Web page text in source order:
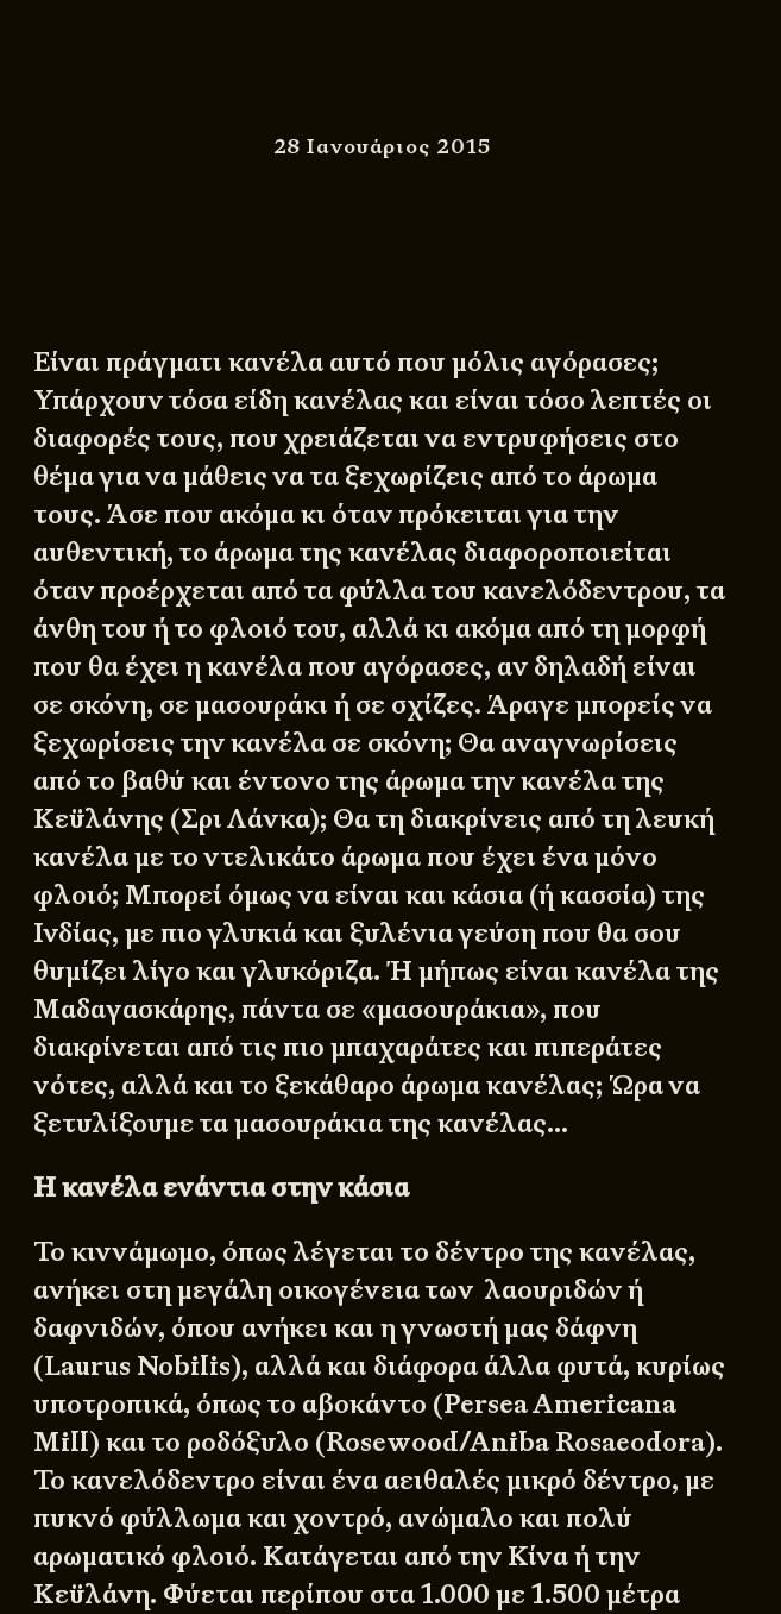
28 Ιανουάριος 2015
Είναι πράγματι κανέλα αυτό που μόλις αγόρασες;
Υπάρχουν τόσα είδη κανέλας και είναι τόσο λεπτές οι
διαφορές τους, που χρειάζεται να εντρυφήσεις στο
θέμα για να μάθεις να τα ξεχωρίζεις από το άρωμα
τους. Άσε που ακόμα κι όταν πρόκειται για την
αυθεντική, το άρωμα της κανέλας διαφοροποιείται
όταν προέρχεται από τα φύλλα του κανελόδεντρου, τα
άνθη του ή το φλοιό του, αλλά κι ακόμα από τη μορφή
που θα έχει η κανέλα που αγόρασες, αν δηλαδή είναι
σε σκόνη, σε μασουράκι ή σε σχίζες. Άραγε μπορείς να
ξεχωρίσεις την κανέλα σε σκόνη; Θα αναγνωρίσεις
από το βαθύ και έντονο της άρωμα την κανέλα της
Κεϋλάνης (Σρι Λάνκα); Θα τη διακρίνεις από τη λευκή
κανέλα με το ντελικάτο άρωμα που έχει ένα μόνο
φλοιό; Μπορεί όμως να είναι και κάσια (ή κασσία) της
Ινδίας, με πιο γλυκιά και ξυλένια γεύση που θα σου
θυμίζει λίγο και γλυκόριζα. Ή μήπως είναι κανέλα της
Μαδαγασκάρης, πάντα σε «μασουράκια», που
διακρίνεται από τις πιο μπαχαράτες και πιπεράτες
νότες, αλλά και το ξεκάθαρο άρωμα κανέλας; Ώρα να
ξετυλίξουμε τα μασουράκια της κανέλας…
Η κανέλα ενάντια στην κάσια
Το κιννάμωμο, όπως λέγεται το δέντρο της κανέλας,
ανήκει στη μεγάλη οικογένεια των λαουριδών ή
δαφνιδών, όπου ανήκει και η γνωστή μας δάφνη
(Laurus Nobilis), αλλά και διάφορα άλλα φυτά, κυρίως
υποτροπικά, όπως το αβοκάντο (Persea Americana
Mill) και το ροδόξυλο (Rosewood/Aniba Rosaeodora).
Το κανελόδεντρο είναι ένα αειθαλές μικρό δέντρο, με
πυκνό φύλλωμα και χοντρό, ανώμαλο και πολύ
αρωματικό φλοιό. Κατάγεται από την Κίνα ή την
Κεϋλάνη. Φύεται περίπου στα 1.000 με 1.500 μέτρα